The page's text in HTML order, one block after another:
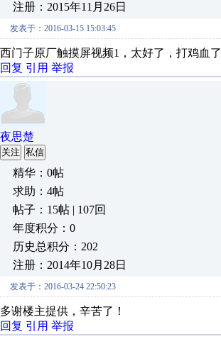
注册：2015年11月26日
发表于：2016-03-15 15:03:45
西门子原厂触摸屏视频1，太好了，打鸡血了
回复 引用 举报
夜思楚
关注 私信
精华：0帖
求助：4帖
帖子：15帖 | 107回
年度积分：0
历史总积分：202
注册：2014年10月28日
发表于：2016-03-24 22:50:23
多谢楼主提供，辛苦了！
回复 引用 举报